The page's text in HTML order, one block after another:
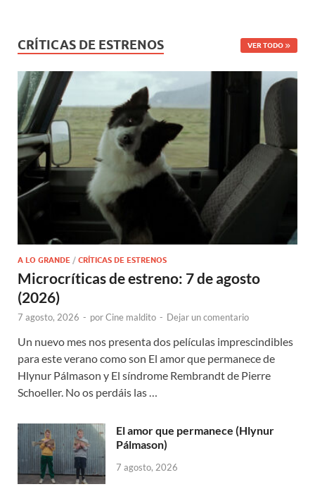
CRÍTICAS DE ESTRENOS VER TODO
A LO GRANDE / CRÍTICAS DE ESTRENOS
Microcríticas de estreno: 7 de agosto
(2026)
7 agosto, 2026 - porCine maldito - Dejar un comentario
Un nuevo mes nos presenta dos películas imprescindibles
para este verano como son El amor que permanece de
Hlynur Pálmason y El síndrome Rembrandt de Pierre
Schoeller. No os perdáis las …
El amor que permanece (Hlynur
Pálmason)
7 agosto, 2026